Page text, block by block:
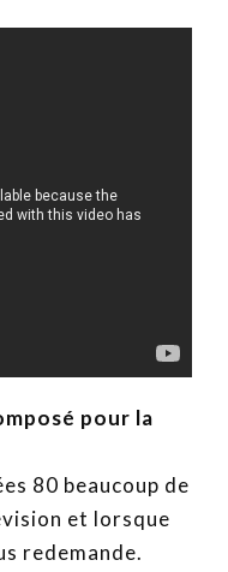
pour la
80 beaucoup de
et lorsque
redemande.